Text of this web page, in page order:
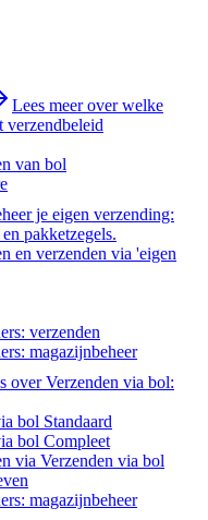
Lees meer over welke
verzendbeleid
van bol
je eigen verzending:
pakketzegels.
en verzenden via 'eigen
verzenden
magazijnbeheer
over Verzenden via bol:
bol Standaard
bol Compleet
via Verzenden via bol
magazijnbeheer